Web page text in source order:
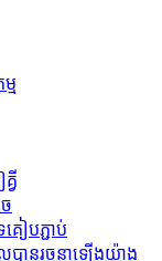
ម
វី
ៀប​ភ្ជាប់
ាន​រចនា​ឡើង​យ៉ាង​